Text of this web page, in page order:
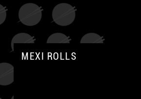
MEXI ROLLS